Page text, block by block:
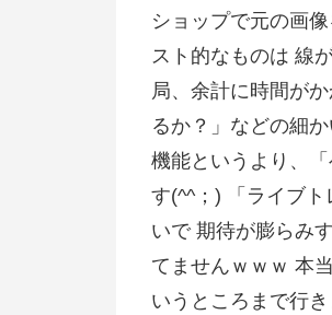
ショップで元の画
スト的なものは 線
局、余計に時間が
るか？」などの細
機能というより、
す(^^；) 「ライブ
いで 期待が膨らみ
てませんｗｗｗ 本
いうところまで行